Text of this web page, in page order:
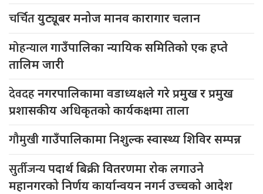
चर्चितयुट्यूबर मनोज मानव कारागार चलान
मोहन्यालगाउँपालिका न्यायिक समितिको एक हप्ते
तालिम जारी
देवदहनगरपालिकामा वडाध्यक्षले गरे प्रमुख र प्रमुख
प्रशासकीय अधिकृतको कार्यकक्षमा ताला
गौमुखीगाउँपालिकामा निशुल्क स्वास्थ्य शिविर सम्पन्न
सुर्तीजन्यपदार्थ बिक्री वितरणमा रोक लगाउने
महानगरको निर्णय कार्यान्वयन नगर्न उच्चको आदेश